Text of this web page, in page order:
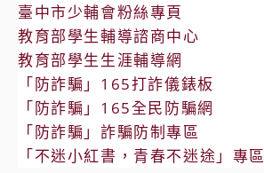
臺中市少輔會粉絲專頁
教育部學生輔導諮商中心
教育部學生生涯輔導網
「防詐騙」165打詐儀錶板
「防詐騙」165全民防騙網
「防詐騙」詐騙防制專區
「不迷小紅書，青春不迷途」專區